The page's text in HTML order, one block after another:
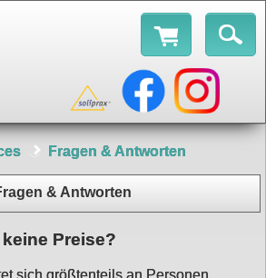
Fragen & Antworten
& Antworten
Preise?
sich größtenteils an Personen,